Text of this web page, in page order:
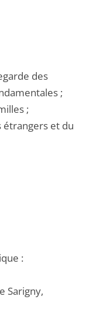
des
;
;
étrangers et du
:
Sarigny,